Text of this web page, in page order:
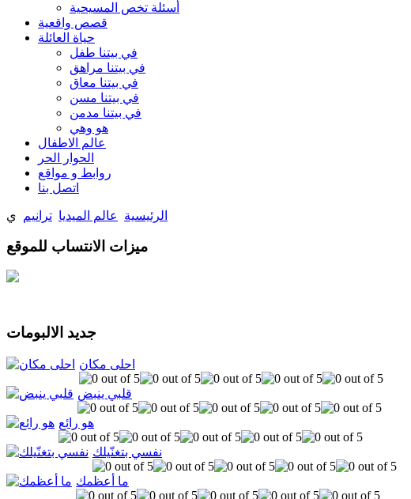
أسئلة تخص المسيحية
قصص واقعية
حياة العائلة
في بيتنا طفل
في بيتنا مراهق
في بيتنا معاق
في بيتنا مسن
في بيتنا مدمن
هو وهي
عالم الاطفال
الحوار الحر
روابط و مواقع
اتصل بنا
الرئيسية عالم الميديا ترانيم ي
ميزات الانتساب للموقع
جديد الالبومات
احلى مكان
قلبي ينبض
هو رائع
نفسي بتغنّيلك
ما أعظمك